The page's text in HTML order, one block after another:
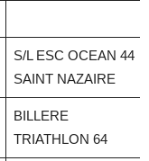
S/L ESC OCEAN 44
SAINT NAZAIRE
BILLERE
TRIATHLON 64